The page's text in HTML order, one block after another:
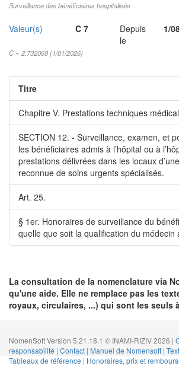
Surveillance des bénéficiaires hospitalisés
Valeur(s) C 7
Depuis
le
1/
C = 2,732068 (1/01/2026)
Titre
Chapitre V. Prestations techniques
SECTION 12. - Surveillance, examen, et
les bénéficiaires admis à l’hôpital ou à
prestations délivrées dans les locaux
reconnue de soins urgents spécialisés.
Art. 25.
§ 1er. Honoraires de surveillance du
quelle que soit la qualification du médecin
La consultation de la nomenclature via
qu'une aide. Elle ne remplace pas les
royaux, circulaires, ...) qui sont les seuls
NomenSoft Version 5.21.18.1 © INAMI-RIZIV 2026 |
responsabilité | Contact | Manuel de Nomensoft |
Tableaux de référence | Honoraires, prix et